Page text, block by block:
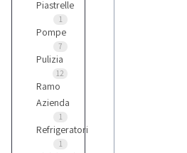
Piastrelle
1
Pompe
7
Pulizia
12
Ramo
Azienda
1
Refrigeratori
1